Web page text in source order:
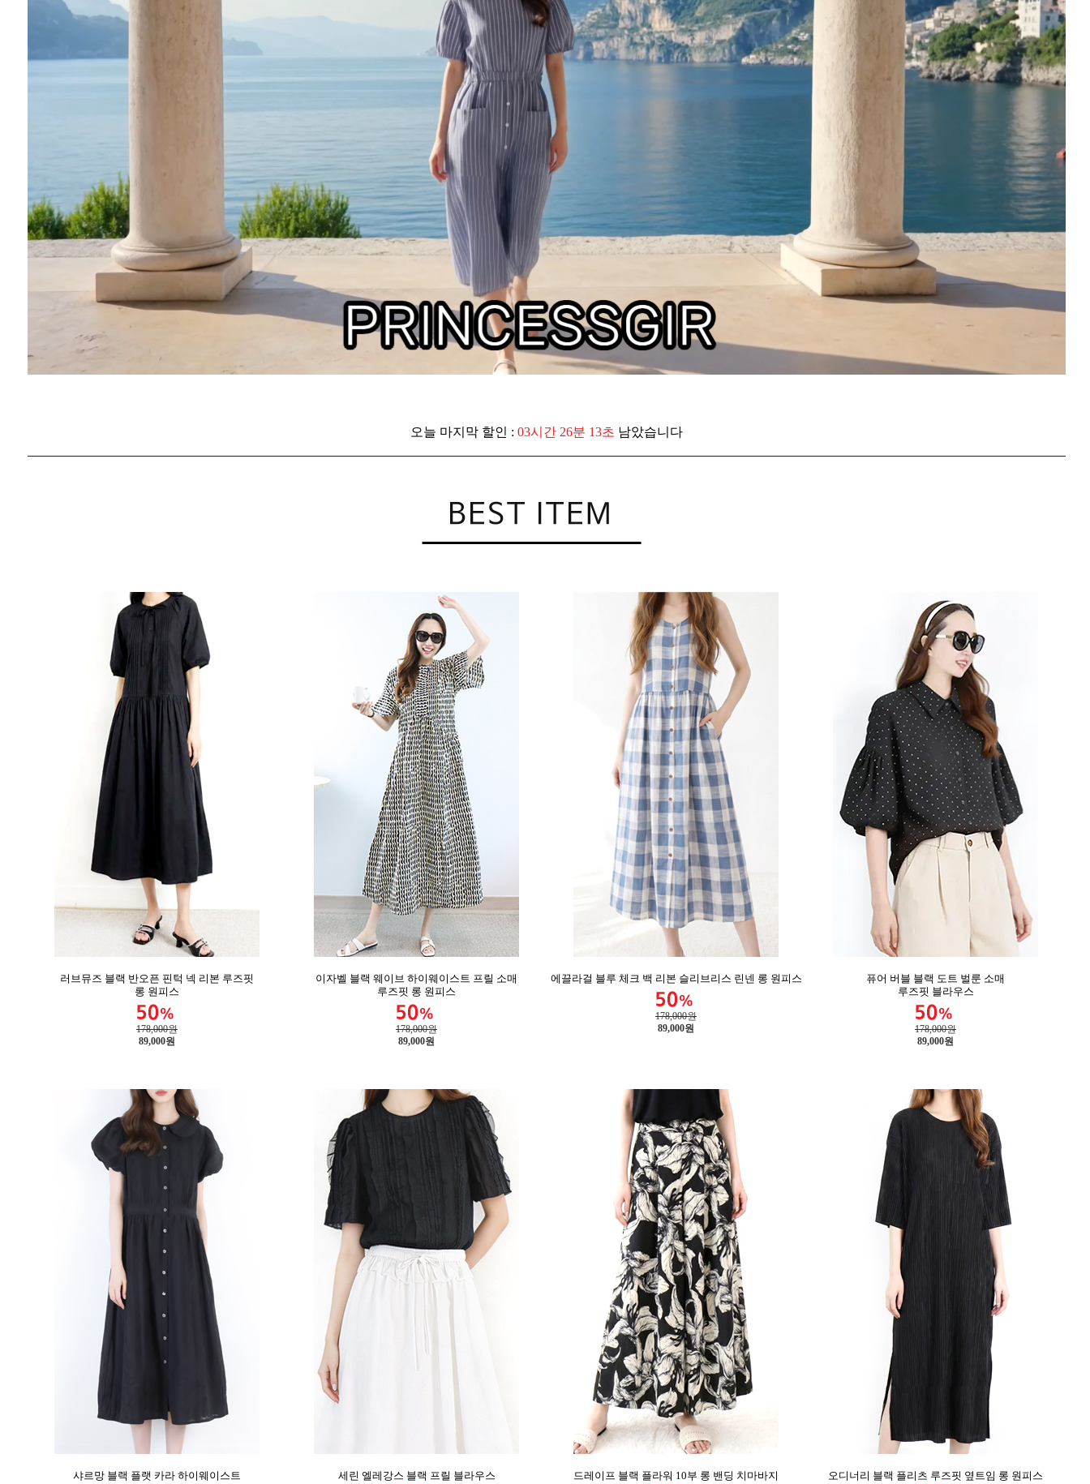
오늘 마지막 할인 : 03시간 26분 11초 남았습니다
러브뮤즈 블랙 반오픈 핀턱 넥 리본 루즈핏
롱 원피스
178,000원
89,000원
이자벨 블랙 웨이브 하이웨이스트 프릴 소매
루즈핏 롱 원피스
178,000원
89,000원
에끌라걸 블루 체크 백 리본 슬리브리스 린넨 롱 원피스
178,000원
89,000원
퓨어 버블 블랙 도트 벌룬 소매
루즈핏 블라우스
178,000원
89,000원
샤르망 블랙 플랫 카라 하이웨이스트
세린 엘레강스 블랙 프릴 블라우스 드레이프 블랙 플라워 10부 롱 밴딩 치마바지 오디너리 블랙 플리츠 루즈핏 옆트임 롱 원피스